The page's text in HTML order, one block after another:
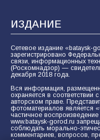
ИЗДАНИЕ
Сетевое издание «bataysk-
зарегистрировано
связи, информационных
(Роскомнадзор) —
декабря 2018 года.
Вся информация,
охраняется в соответствии
авторском праве.
фотоматериалов
частичное
www.bataysk-gorod.ru
соблюдать морально-
комментариев, вопросов,